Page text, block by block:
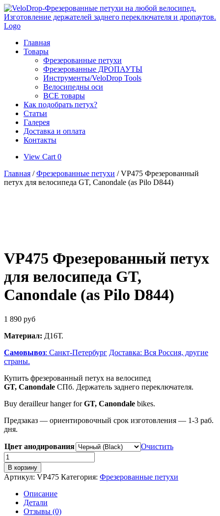
Skip
to
content
Главная
Товары
Фрезерованные петухи
Фрезерованные ДРОПАУТЫ
Инструменты/VeloDrop Tools
Велосипедны оси
ВСЕ товары
Как подобрать петух?
Статьи
Галерея
Доставка и оплата
Контакты
View
cart
View Cart 0
Главная /Фрезерованные петухи / VP475 Фрезерованный
петух для велосипеда GT, Canondale (as Pilo D844)
VP475 Фрезерованный петух
для велосипеда GT,
Canondale (as Pilo D844)
1 890 руб
Материал: Д16Т.
Самовывоз: Санкт-Петербург Доставка: Вся Россия, другие
страны.
Купить фрезерованный петух на велосипед
GT, Canondale СПб. Держатель заднего переключателя.
Buy derailleur hanger forGT, Canondale bikes.
Предзаказ — ориентировочный срок изготовления — 1-3 раб.
дня.
Цвет анодирования
Очистить
Количество
товара
VP475
Фрезерованный
петух
велосипеда
В корзину
Артикул: VP475 Категория: Фрезерованные петухи
Описание
Детали
Отзывы (0)